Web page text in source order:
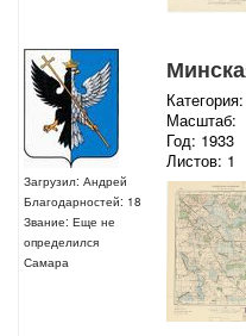
Загрузил: Андрей
Благодарностей: 18
Звание: Еще не
определился
Самара
Масштаб:
Год: 1933
Листов: 1